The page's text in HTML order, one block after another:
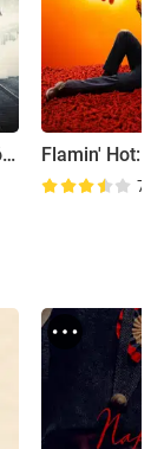
Uma Vida: A História de Nicholas Winton
7.1